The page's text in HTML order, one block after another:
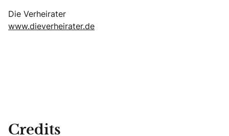
Die Verheirater
www.dieverheirater.de
Credits